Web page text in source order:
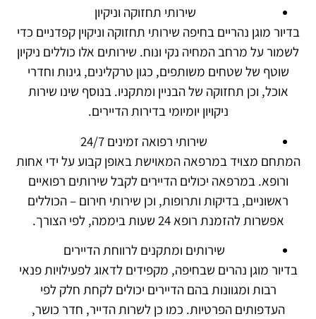
שירותי תחזוקה וניקיון
בדיור מוגן נהריים בחיפה שירותי תחזוקה וניקוין קפדניים כדי
לשמור על מרחב המחיה נקי ונוח. שירותים אלו כוללים ניקיון
שוטף של שטחים משותפים, כגון טרקלינים, גינות וחדרי
אוכל, וכן תחזוקה של הבניין ומתקניו. בנוסף שינו שירות
ניקויון יומיומי בדירות הדיירים.
שירותי רפואה זמינים 24/7
המתחם מצויד במרפאה המאוישת באופן קבוע על ידי אחות
ורופא. במרפאה יכולים הדיירים לקבל שירותים רפואיים
ראשוניים, בדיקות ותרופות, וכן שירותי חירום – הכוללים
אפשרות להזמנת רופא 24 שעות ביממה, לפי הצורך.
שירותים ומתקנים לרווחת הדיירים
בדיור מוגן נהרים שבחיפה, מקפידים לדאוג לפעילויות פנאי
רבות ומגוונות בהם הדיירים יכולים לקחת חלק לפי
העדפותים הפרטיות. כמו כן לשרות הדייר, חדר כושר,